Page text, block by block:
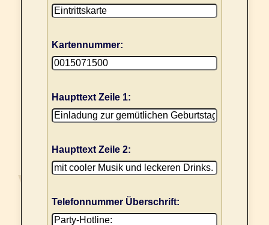
Kartennummer:
Haupttext Zeile 1:
Haupttext Zeile 2:
Telefonnummer Überschrift: